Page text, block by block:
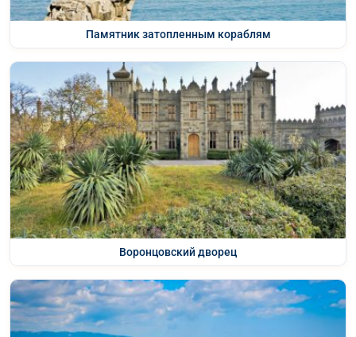
Памятник затопленным кораблям
Воронцовский дворец